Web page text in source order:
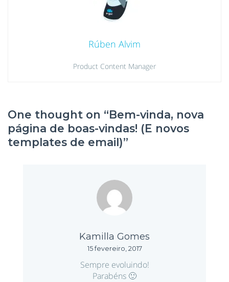
Rúben Alvim
Product Content Manager
One thought on “Bem-vinda, nova
página de boas-vindas! (E novos
templates de email)”
Kamilla Gomes
15 fevereiro, 2017
Sempre evoluindo!
Parabéns 🙂